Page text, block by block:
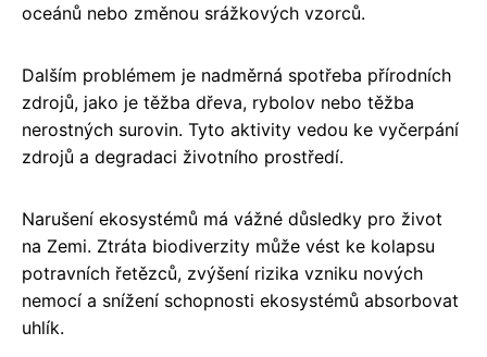
oceánů nebo změnou srážkových vzorců.
Dalším problémem je nadměrná spotřeba přírodních
zdrojů, jako je těžba dřeva, rybolov nebo těžba
nerostných surovin. Tyto aktivity vedou ke vyčerpání
zdrojů a degradaci životního prostředí.
Narušení ekosystémů má vážné důsledky pro život
na Zemi. Ztráta biodiverzity může vést ke kolapsu
potravních řetězců, zvýšení rizika vzniku nových
nemocí a snížení schopnosti ekosystémů absorbovat
uhlík.